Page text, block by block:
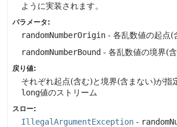
ように実装されます。
パラメータ:
randomNumberOrigin - 各乱数値の起点(
randomNumberBound - 各乱数値の境界(
戻り値:
それぞれ起点(含む)と境界(含まない)が指
long値のストリーム
スロー:
IllegalArgumentException -